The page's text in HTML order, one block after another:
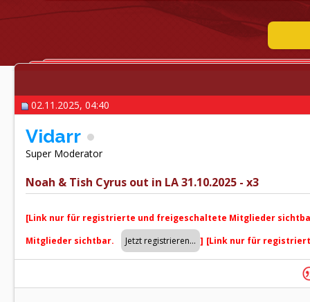
02.11.2025, 04:40
Vidarr
Super Moderator
Noah & Tish Cyrus out in LA 31.10.2025 - x3
[Link nur für registrierte und freigeschaltete Mitglieder
Mitglieder sichtbar.
] [Link nur für